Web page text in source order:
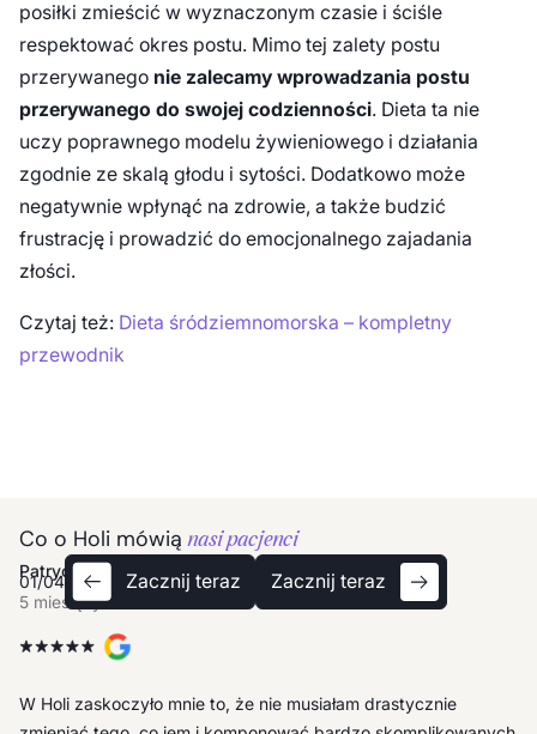
posiłki zmieścić w wyznaczonym czasie i ściśle
respektować okres postu. Mimo tej zalety postu
przerywanego nie zalecamy wprowadzania postu
przerywanego do swojej codzienności. Dieta ta nie
uczy poprawnego modelu żywieniowego i działania
zgodnie ze skalą głodu i sytości. Dodatkowo może
negatywnie wpłynąć na zdrowie, a także budzić
frustrację i prowadzić do emocjonalnego zajadania
złości.
Czytaj też: Dieta śródziemnomorska – kompletny
przewodnik
Co o Holi mówiąnasi pacjenci
01/04 Zacznij teraz Zacznij teraz
Ula
5 miesięcy temu
Największą wartością programu jest swobodny dostęp do
Patrycja
5 miesięcy temu
W Holi zaskoczyło mnie to, że nie musiałam drastycznie
Anna
5 miesięcy temu
Tomek
5 miesięcy temu
Ula
5 miesięcy temu
Patrycja
5 miesięcy temu